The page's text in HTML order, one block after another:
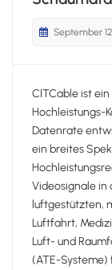
September
CITCable ist
Hochleistungs-
Datenrate
ein breites
Videosignale in
luftgestützten,
Luftfahrt,
Luft- und
(ATE-Systeme)